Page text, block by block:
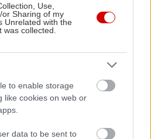
Use,
Sharing of my
Unrelated with the
collected.
to enable storage
like cookies on web or
data to be sent to
να προσελκύσει
Πώς
ανάγκες